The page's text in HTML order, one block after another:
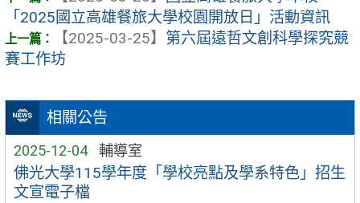
相關公告
2025-12-04 輔導室
佛光大學115學年度「學校亮點及學系特色」招生
文宣電子檔
「2025國立高雄餐旅大學校園開放日」活動資訊
【2025-03-25】 第六屆遠哲文創科學探究競
賽工作坊